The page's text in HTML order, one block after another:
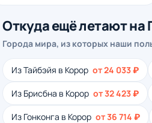
Откуда ещё летают на
Города мира, из которых наши
Из Тайбэйя в Корор от 24 033 ₽
Из Брисбна в Корор от 32 423 ₽
Из Гонконга в Корор от 36 714 ₽